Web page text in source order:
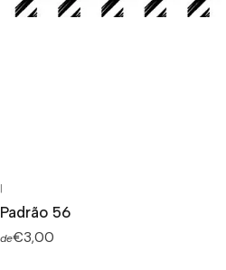
|
Padrão 56
de€3,00